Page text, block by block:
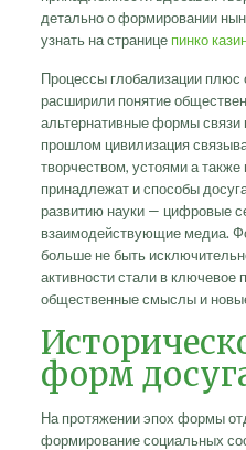
детально о формировании
узнать на странице пинко
Процессы глобализации плюс
расширили понятие
альтернативные формы
прошлом цивилизация
творчеством, устоями а
принадлежат и способы
развитию науки — цифровые
взаимодействующие медиа.
больше не быть
активности стали в ключевое
общественные смыслы и
форм
На протяжении эпох формы
формирование социальных